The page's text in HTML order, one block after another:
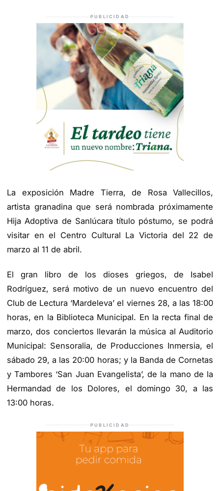
PUBLICIDAD
La exposición Madre Tierra, de Rosa Vallecillos,
artista granadina que será nombrada próximamente
Hija Adoptiva de Sanlúcara título póstumo, se podrá
visitar en el Centro Cultural La Victoria del 22 de
marzo al 11 de abril.
El gran libro de los dioses griegos, de Isabel
Rodríguez, será motivo de un nuevo encuentro del
Club de Lectura ‘Mardeleva’ el viernes 28, a las 18:00
horas,en la Biblioteca Municipal. En la recta final de
marzo, dos conciertos llevarán la música al Auditorio
Municipal: Sensoralia, de Producciones Inmersia, el
sábado 29, a las 20:00 horas; y la Banda de Cornetas
y Tambores ‘San Juan Evangelista’, de la mano de la
Hermandad de los Dolores, el domingo 30, a las
13:00 horas.
PUBLICIDAD